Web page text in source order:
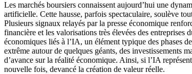
Les marchés boursiers connaissent aujourd’hui une
artificielle. Cette hausse, parfois spectaculaire, soulève
Plusieurs signaux relayés par la presse économique
financière et les valorisations très élevées des entreprises
économiques liés à l’IA, un élément typique des phases
extrême autour de quelques géants, des investissements
d’avance sur la réalité économique. Ainsi, si l’IA
nouvelle fois, devancé la création de valeur réelle.